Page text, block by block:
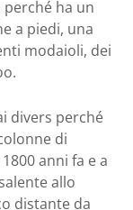
ha un
a piedi, una
modaioli, dei
divers perché
di
anni fa e a
allo
distante da